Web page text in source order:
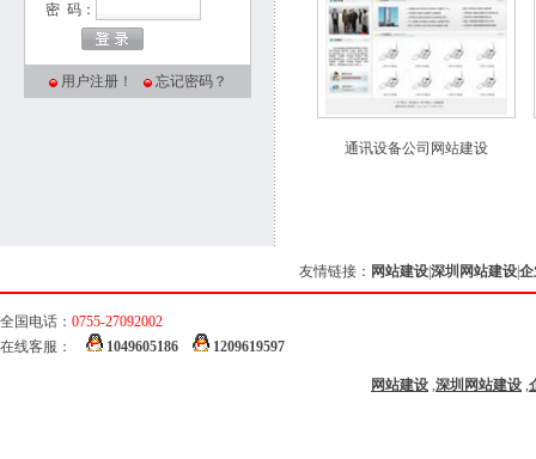
密 码：
用户注册！ 忘记密码？
通讯设备公司网站建设
友情链接： 网站建设深圳网站建设
全国电话： 0755-27092002
在线客服：
1049605186 1209619597
网站建设 ,深圳网站建设 ,